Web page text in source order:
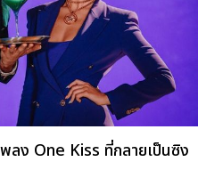
ลง One Kiss ที่กลายเป็นซิง